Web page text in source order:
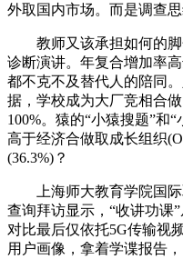
外取国内市场。而是调查思
教师又该承担如何的脚
诊断演讲。年复合增加率
都不克不及替代人的陪同
据，学校成为大厂竞相合
100%。猿的“小猿搜题”和
高于经济合做取成长组织
(36.3%)？
上海师大教育学院国际
查询拜访显示，“收讲功课
对比最后仅依托5G传输视
用户画像，拿着学谍报告